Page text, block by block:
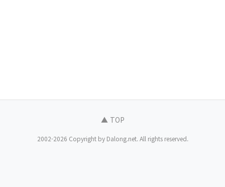
▲ TOP
2002-2026 Copyright by Dalong.net. All rights reserved.